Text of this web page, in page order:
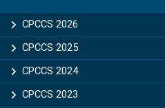
Sidebar
CPCCS 2026
CPCCS 2025
CPCCS 2024
CPCCS 2023